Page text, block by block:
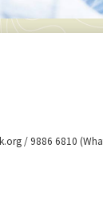
/ 9886 6810